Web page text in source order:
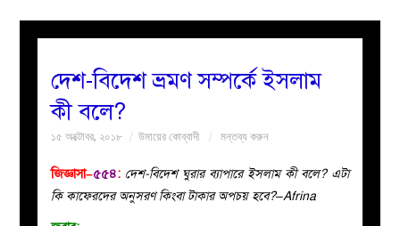
বয়ান
নারীদের
পাতা
দেশ-বিদেশ ভ্রমণ সম্পর্কে ইসলাম
কী বলে?
১৫ অক্টোবর, ২০১৮ উমায়ের কোব্বাদী মন্তব্য করুন
জিজ্ঞাসা–৫৫৪: দেশ-বিদেশ ঘুরার ব্যাপারে ইসলাম কী বলে? এটা
কি কাফেরদের অনুসরণ কিংবা টাকার অপচয় হবে?–Afrina